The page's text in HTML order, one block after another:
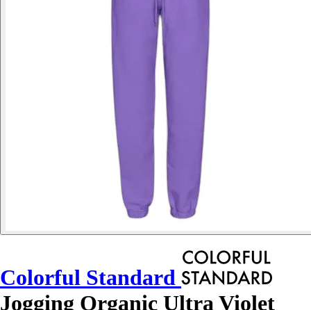
Colorful Standard
Jogging Organic Ultra Violet